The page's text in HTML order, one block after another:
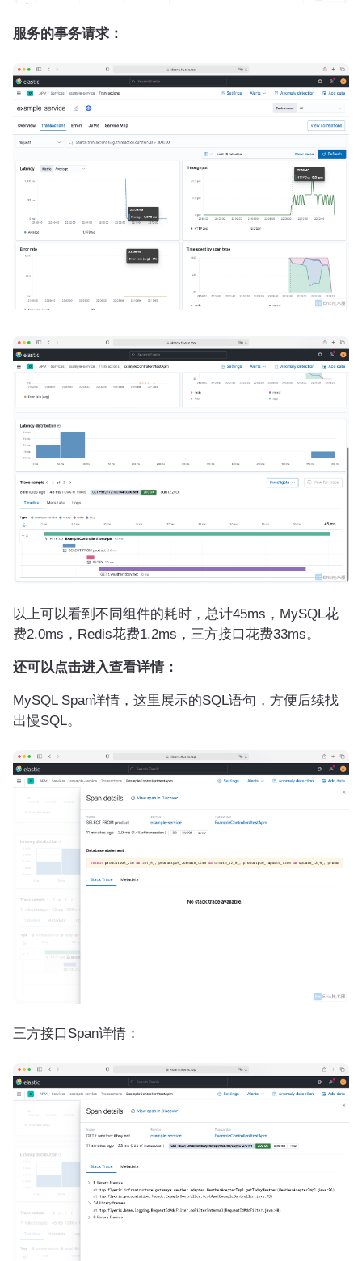
服务的事务请求：
以上可以看到不同组件的耗时，总计45ms，MySQL花
费2.0ms，Redis花费1.2ms，三方接口花费33ms。
还可以点击进入查看详情：
MySQL Span详情，这里展示的SQL语句，方便后续找
出慢SQL。
三方接口Span详情：